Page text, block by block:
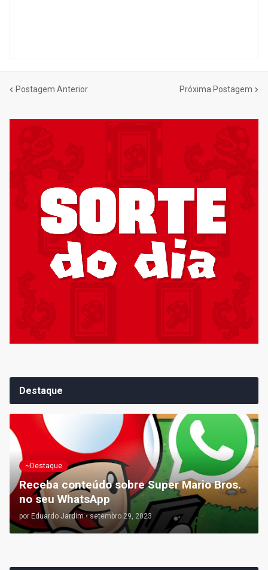
Postagem Anterior Próxima Postagem
Destaque
~Destaque
Receba conteúdo sobre Super Mario Bros.
no seu WhatsApp
por Eduardo Jardim • setembro 29, 2023